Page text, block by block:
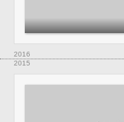
2016
2015